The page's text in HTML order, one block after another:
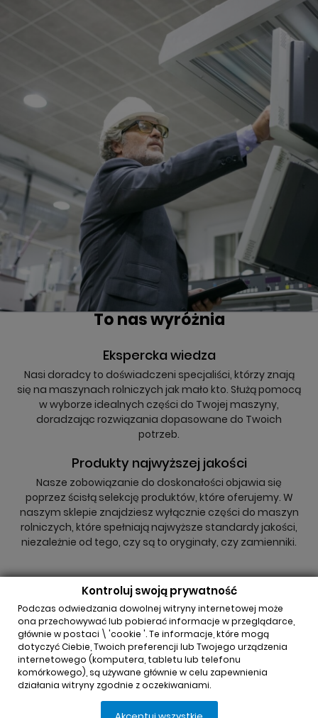
To nas wyróżnia
Ekspercka wiedza
Nasi doradcy to doświadczeni specjaliści, którzy znają
się na maszynach rolniczych jak mało kto. Służą pomocą
w wyborze idealnych części do Twojej maszyny,
doradzając rozwiązania dopasowane do Twoich
potrzeb.
Produkty najwyższej jakości
Nasze zobowiązanie do doskonałości objawia się
poprzez ścisłą selekcję produktów, które oferujemy. W
naszym sklepie znajdziesz wyłącznie części do maszyn
rolniczych, które spełniają najwyższe standardy jakości,
niezależnie od tego, czy są to oryginały, czy zamienniki.
INFORMACJA O SKLEPIE 
REGULAMINY
Kontroluj swoją prywatność
Podczas odwiedzania dowolnej witryny internetowej może
ona przechowywać lub pobierać informacje w przeglądarce,
głównie w postaci \ 'cookie '. Te informacje, które mogą
dotyczyć Ciebie, Twoich preferencji lub Twojego urządzenia
internetowego (komputera, tabletu lub telefonu
komórkowego), są używane głównie w celu zapewnienia
działania witryny zgodnie z oczekiwaniami.